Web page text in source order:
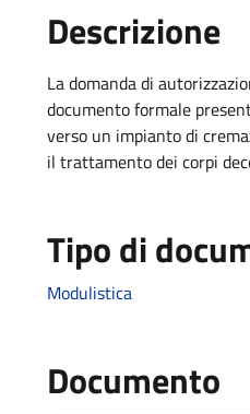
Descrizione
La domanda di
documento formale
verso un impianto di
il trattamento dei corpi
Tipo di
Modulistica
Documento